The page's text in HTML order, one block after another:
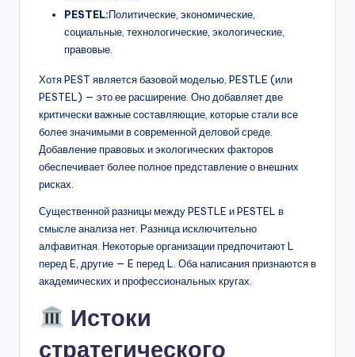
PESTEL:Политические, экономические,
социальные, технологические, экологические,
правовые.
Хотя PEST является базовой моделью, PESTLE (или
PESTEL) — это ее расширение. Оно добавляет две
критически важные составляющие, которые стали все
более значимыми в современной деловой среде.
Добавление правовых и экологических факторов
обеспечивает более полное представление о внешних
рисках.
Существенной разницы между PESTLE и PESTEL в
смысле анализа нет. Разница исключительно
алфавитная. Некоторые организации предпочитают L
перед E, другие — E перед L. Оба написания признаются в
академических и профессиональных кругах.
Истоки
стратегического